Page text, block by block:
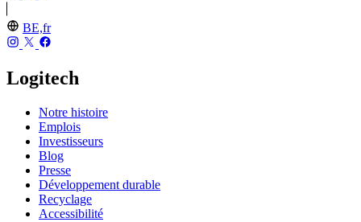
BE,fr
Logitech
Notre histoire
Emplois
Investisseurs
Blog
Presse
Développement durable
Recyclage
Accessibilité